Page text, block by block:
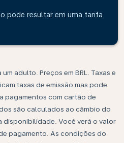
pode resultar em uma tarifa
adulto. Preços em BRL. Taxas e
taxas de emissão mas pode
pagamentos com cartão de
são calculados ao câmbio do
disponibilidade. Você verá o valor
pagamento. As condições do